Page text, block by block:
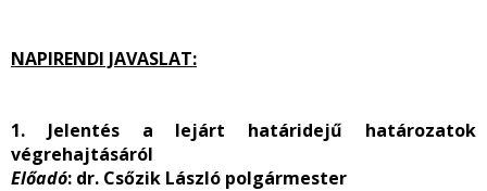
NAPIRENDI JAVASLAT:
1. Jelentés a lejárt határidejű határozatok
végrehajtásáról
Előadó: dr. Csőzik László polgármester